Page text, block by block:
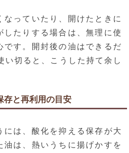
なっていたり、開けたときに
したりする場合は、無理に使
です。開封後の油はできるだ
い切ると、こうした持て余し
存と再利用の目安
には、酸化を抑える保存が大
油は、熱いうちに揚げかすを